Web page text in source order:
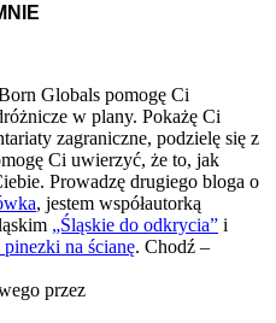
Globals pomogę Ci
w plany. Pokażę Ci
zagraniczne, podzielę się z
Ci uwierzyć, że to, jak
Prowadzę drugiego bloga o
, jestem współautorką
„Śląskie do odkrycia” i
na ścianę. Chodź –
przez